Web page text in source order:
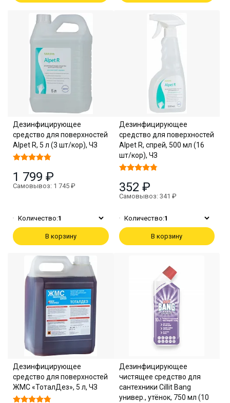
Дезинфицирующее
средство для поверхностей
Alpet R, 5 л (3 шт/кор), ЧЗ
1 799 ₽
Самовывоз: 1 745 ₽
Количество:1
В корзину
Дезинфицирующее
средство для поверхностей
Alpet R, спрей, 500 мл (16
шт/кор), ЧЗ
352 ₽
Самовывоз: 341 ₽
Количество:1
В корзину
Дезинфицирующее
средство для поверхностей
ЖМС «ТоталДез», 5 л, ЧЗ
Дезинфицирующее
чистящее средство для
сантехники Cillit Bang
универ., утёнок, 750 мл (10